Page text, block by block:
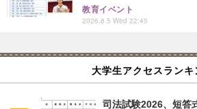
教育イベント
2026.8.5 Wed 22:45
大学生アクセスランキ
司法試験2026、短答